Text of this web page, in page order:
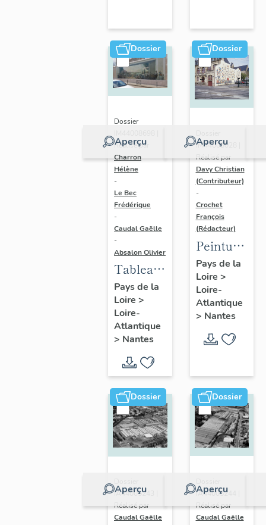
Dossier
Aperçu
Dossier
Réalisé par
Charron
Hélène
-
Le Bec
Frédérique
-
Caudal Gaëlle
-
Absalon Olivier
Tableau
commémoratif :
peinture
monumentale
"Fresque
des
Acadiens",
10 place
des
Garennes
Pays de la
Loire >
Loire-
Atlantique
> Nantes
Dossier
Aperçu
IM44008028 |
Réalisé par
Davy Christian
(Contributeur)
-
Crochet
François
(Rédacteur)
Peinture
du mur
de la
mairie-
annexe
de
à Nantes
: le Mur
des trois
soleils
Pays de la
Loire >
Loire-
Atlantique
> Nantes
Dossier
Aperçu
IA44005243 |
Réalisé par
Caudal Gaëlle
Dossier
Aperçu
IA44005244 |
Réalisé par
Caudal Gaëlle